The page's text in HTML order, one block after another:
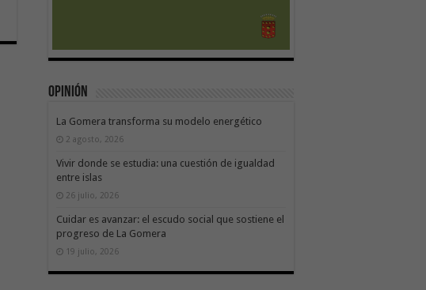
Opinión
La Gomera transforma su modelo energético
2 agosto, 2026
Vivir donde se estudia: una cuestión de igualdad
entre islas
26 julio, 2026
Cuidar es avanzar: el escudo social que sostiene el
progreso de La Gomera
19 julio, 2026